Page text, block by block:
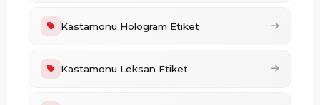
Kastamonu Hologram Etiket
Kastamonu Leksan Etiket